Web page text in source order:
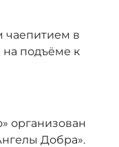
чаепитием в
подъёме к
организован
Добра».